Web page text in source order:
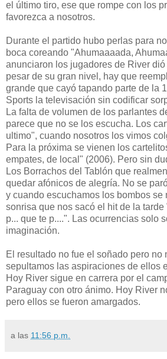
el último tiro, ese que rompe con los
favorezca a nosotros.
Durante el partido hubo perlas para
boca coreando "Ahumaaaada,
anunciaron los jugadores de River
pesar de su gran nivel, hay que
grande que cayó tapando parte de la
Sports la televisación sin codificar
La falta de volumen de los parlantes
parece que no se los escucha. Los
ultimo", cuando nosotros los vimos
Para la próxima se vienen los
empates, de local" (2006). Pero sin
Los Borrachos del Tablón que
quedar afónicos de alegría. No se
y cuando escuchamos los bombos se
sonrisa que nos sacó el hit de la
p... que te p....". Las ocurrencias solo
imaginación.
El resultado no fue el soñado pero no
sepultamos las aspiraciones de ellos
Hoy River sigue en carrera por el
Paraguay con otro ánimo. Hoy River
pero ellos se fueron amargados.
a las 11:56 p.m.